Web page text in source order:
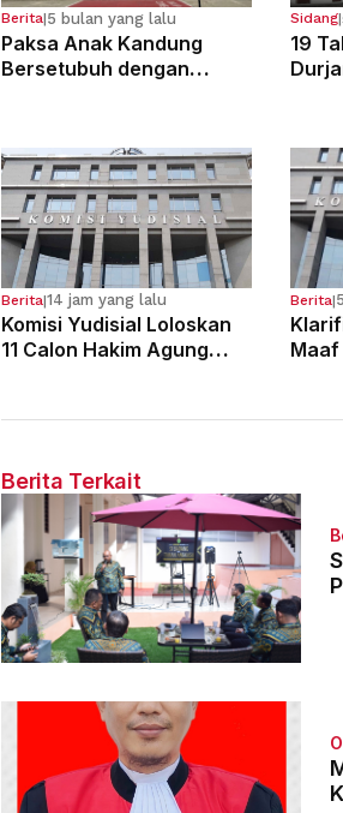
Berita|5 bulan yang lalu
Paksa Anak Kandung
Bersetubuh dengan
Sidang|
19
Berita|14 jam yang lalu
Komisi Yudisial Loloskan
11 Calon Hakim Agung
Berita|
Maaf
Berita Terkait